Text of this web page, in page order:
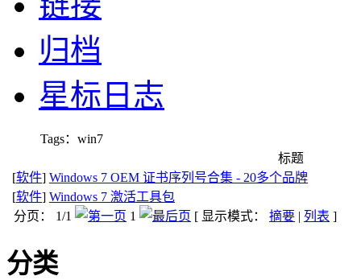
归档
星标日志
Tags：win7
标题
[软件] Windows 7 OEM 证书序列号合集 - 20多个品牌
[软件] Windows 7 激活工具包
分页： 1/1
1 [ 显示模式： 摘要 | 列表 ]
分类